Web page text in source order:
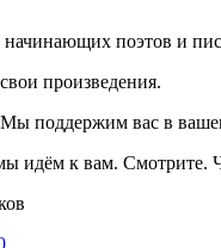
поэтов и
произведения.
Мы поддержим вас в
идём к вам. Смотрите.